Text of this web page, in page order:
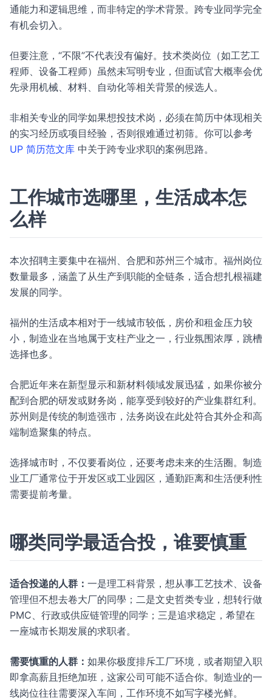
通能力和逻辑思维，而非特定的学术背景。跨专业同学完全
有机会切入。
但要注意，“不限”不代表没有偏好。技术类岗位（如工艺工
程师、设备工程师）虽然未写明专业，但面试官大概率会优
先录用机械、材料、自动化等相关背景的候选人。
非相关专业的同学如果想投技术岗，必须在简历中体现相关
的实习经历或项目经验，否则很难通过初筛。你可以参考
UP 简历范文库 中关于跨专业求职的案例思路。
工作城市选哪里，生活成本怎
么样
本次招聘主要集中在福州、合肥和苏州三个城市。福州岗位
数量最多，涵盖了从生产到职能的全链条，适合想扎根福建
发展的同学。
福州的生活成本相对于一线城市较低，房价和租金压力较
小，制造业在当地属于支柱产业之一，行业氛围浓厚，跳槽
选择也多。
合肥近年来在新型显示和新材料领域发展迅猛，如果你被分
配到合肥的研发或财务岗，能享受到较好的产业集群红利。
苏州则是传统的制造强市，法务岗设在此处符合其外企和高
端制造聚集的特点。
选择城市时，不仅要看岗位，还要考虑未来的生活圈。制造
业工厂通常位于开发区或工业园区，通勤距离和生活便利性
需要提前考量。
哪类同学最适合投，谁要慎重
适合投递的人群： 一是理工科背景，想从事工艺技术、设备
管理但不想去卷大厂的同學；二是文史哲类专业，想转行做
PMC、行政或供应链管理的同学；三是追求稳定，希望在
一座城市长期发展的求职者。
需要慎重的人群： 如果你极度排斥工厂环境，或者期望入职
即拿高薪且拒绝加班，这家公司可能不适合你。制造业的一
线岗位往往需要深入车间，工作环境不如写字楼光鲜。